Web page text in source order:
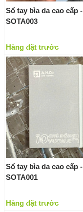
Sổ tay bìa da cao cấp -
SOTA003
Hàng đặt trước
Sổ tay bìa da cao cấp -
SOTA001
Hàng đặt trước